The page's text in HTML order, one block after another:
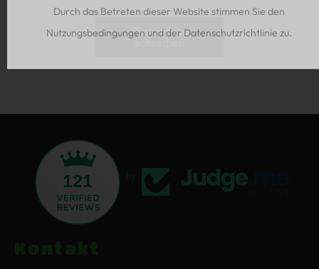
Bewertung
121
Durch das Betreten dieser Website stimmen Sie den
Nutzungsbedingungen und der Datenschutzrichtlinie zu.